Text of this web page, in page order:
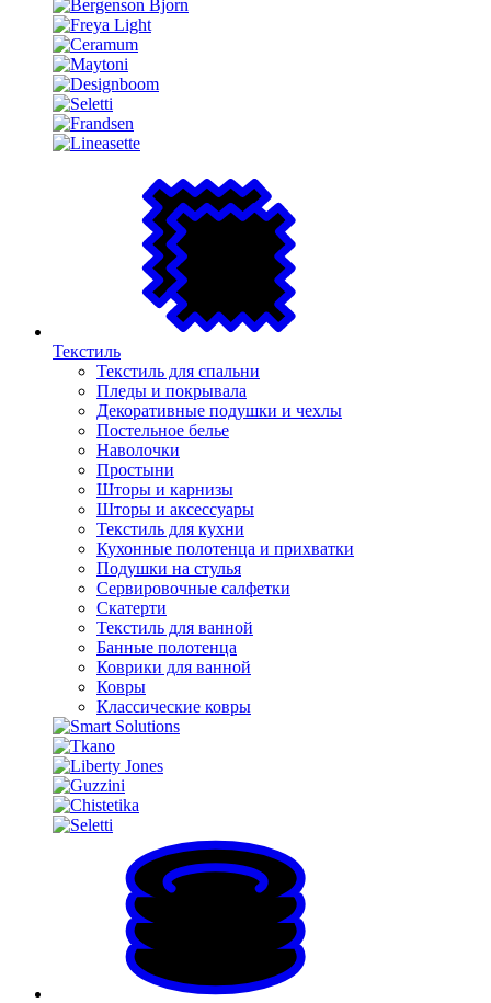
Текстиль
Текстиль для спальни
Пледы и покрывала
Декоративные подушки и чехлы
Постельное белье
Наволочки
Простыни
Шторы и карнизы
Шторы и аксессуары
Текстиль для кухни
Кухонные полотенца и прихватки
Подушки на стулья
Сервировочные салфетки
Скатерти
Текстиль для ванной
Банные полотенца
Коврики для ванной
Ковры
Классические ковры